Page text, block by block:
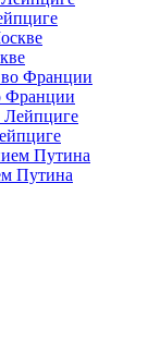
Франции
Путина